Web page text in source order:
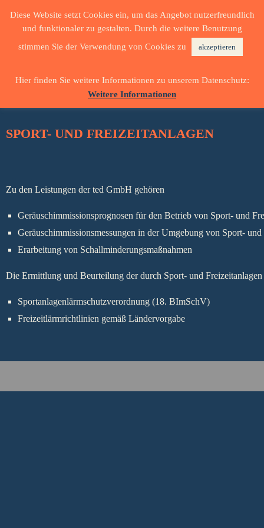
SPORT- UND FREIZEITANLAGEN
Zu den Leistungen der ted GmbH gehören
Geräuschimmissionsprognosen für den Betrieb von Sport- und
Geräuschimmissionsmessungen in der Umgebung von Sport-
Erarbeitung von Schallminderungsmaßnahmen
Die Ermittlung und Beurteilung der durch Sport- und
Sportanlagenlärmschutzverordnung (18. BImSchV)
Freizeitlärmrichtlinien gemäß Ländervorgabe
Diese Website setzt Cookies ein, um das Angebot nutzerfreundlich
und funktionaler zu gestalten. Durch die weitere Benutzung
stimmen Sie der Verwendung von Cookies zu
akzeptieren
Hier finden Sie weitere Informationen zu unserem Datenschutz:
Weitere Informationen